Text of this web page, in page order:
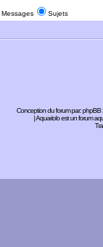
Messages Sujets
Conception du forum par:phpBB
| Aquariolo est un forum